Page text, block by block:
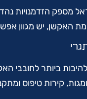
מספק הזדמנויות
יש מגוון
ביותר לחובבי
קירות טיפוס